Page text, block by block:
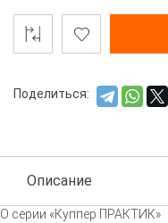
Поделиться:
Описание
О серии «Куппер ПРАКТИК»